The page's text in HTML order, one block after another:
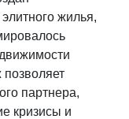
жилья,
партнера,
кризисы и